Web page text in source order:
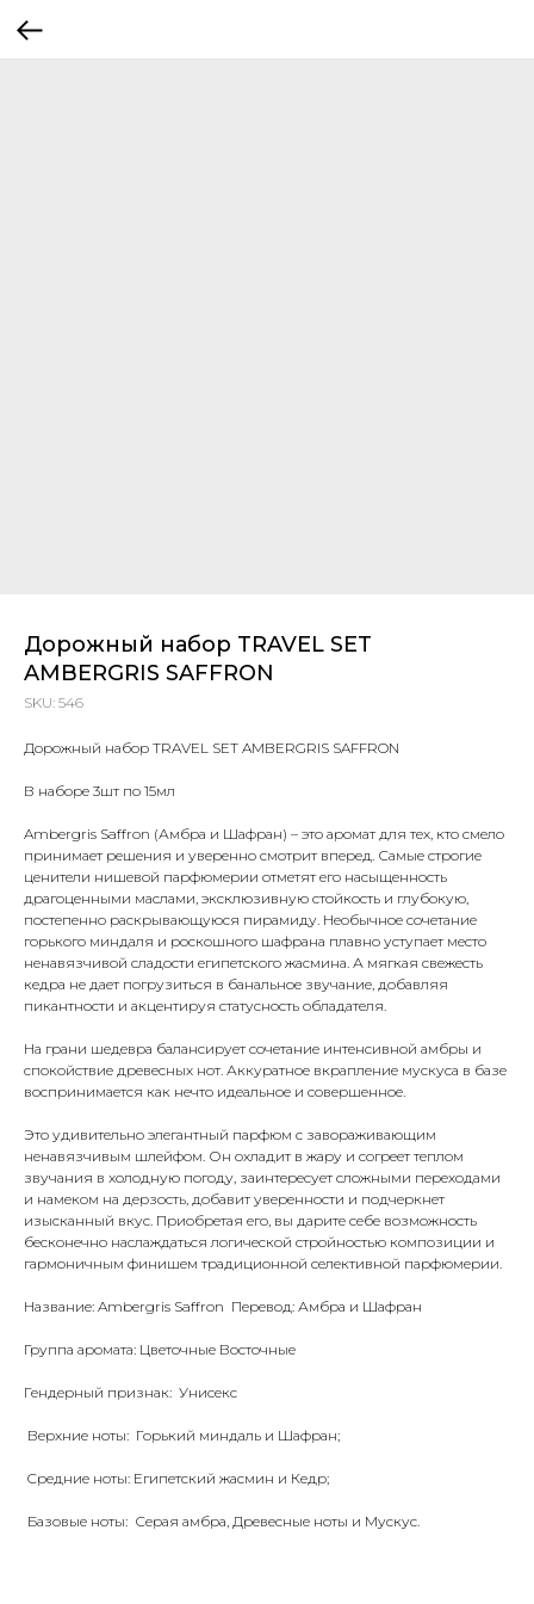
Дорожный набор TRAVEL SET
AMBERGRIS SAFFRON
SKU: 546
Дорожный набор TRAVEL SET AMBERGRIS SAFFRON
В наборе 3шт по 15мл
Ambergris Saffron (Амбра и Шафран) – это аромат для тех, кто смело
принимает решения и уверенно смотрит вперед. Самые строгие
ценители нишевой парфюмерии отметят его насыщенность
драгоценными маслами, эксклюзивную стойкость и глубокую,
постепенно раскрывающуюся пирамиду. Необычное сочетание
горького миндаля и роскошного шафрана плавно уступает место
ненавязчивой сладости египетского жасмина. А мягкая свежесть
кедра не дает погрузиться в банальное звучание, добавляя
пикантности и акцентируя статусность обладателя.
На грани шедевра балансирует сочетание интенсивной амбры и
спокойствие древесных нот. Аккуратное вкрапление мускуса в базе
воспринимается как нечто идеальное и совершенное.
Это удивительно элегантный парфюм с завораживающим
ненавязчивым шлейфом. Он охладит в жару и согреет теплом
звучания в холодную погоду, заинтересует сложными переходами
и намеком на дерзость, добавит уверенности и подчеркнет
изысканный вкус. Приобретая его, вы дарите себе возможность
бесконечно наслаждаться логической стройностью композиции и
гармоничным финишем традиционной селективной парфюмерии.
Название: Ambergris Saffron Перевод: Амбра и Шафран
Группа аромата: Цветочные Восточные
Гендерный признак: Унисекс
Верхние ноты: Горький миндаль и Шафран;
Cредние ноты: Египетский жасмин и Кедр;
Базовые ноты: Серая амбра, Древесные ноты и Мускус.